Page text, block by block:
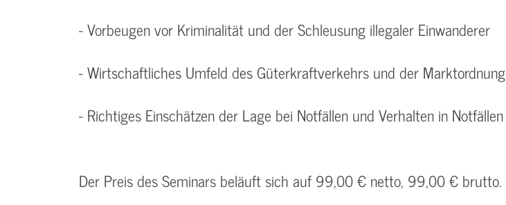
- Vorbeugen vor Kriminalität und der Schleusung illegaler Einwanderer
- Wirtschaftliches Umfeld des Güterkraftverkehrs und der Marktordnung
- Richtiges Einschätzen der Lage bei Notfällen und Verhalten in Notfällen
Der Preis des Seminars beläuft sich auf 99,00 € netto, 99,00 € brutto.